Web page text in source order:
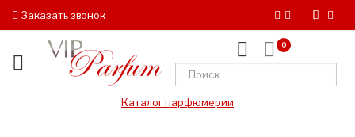
Заказать звонок
0
Каталог парфюмерии